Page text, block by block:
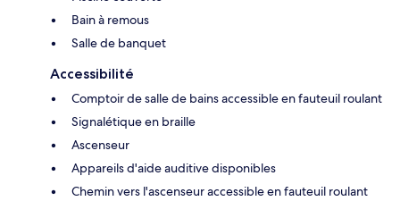
Bain à remous
Salle de banquet
Accessibilité
Comptoir de salle de bains accessible en fauteuil roulant
Signalétique en braille
Ascenseur
Appareils d'aide auditive disponibles
Chemin vers l'ascenseur accessible en fauteuil roulant